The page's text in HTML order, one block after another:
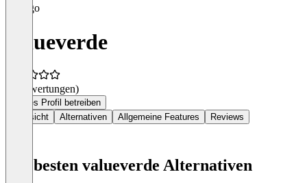
valueverde
(0 Bewertungen)
Dieses Profil betreiben
Übersicht
Alternativen Allgemeine Features Reviews
Die besten valueverde Alternativen